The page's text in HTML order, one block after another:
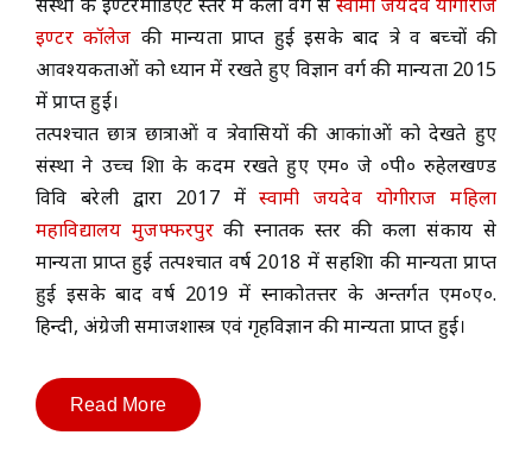
इण्टर कॉलेज की मान्यता प्राप्त हुई इसके बाद क्षेत्र व बच्चों की
आवश्यकताओं को ध्यान में रखते हुए विज्ञान वर्ग की मान्यता 2015
में प्राप्त हुई।
तत्पश्चात छात्र छात्राओं व क्षेत्रवासियों की आकांक्षाओं को देखते हुए
संस्था ने उच्च शिक्षा के कदम रखते हुए एम० जे ०पी० रुहेलखण्ड
विवि बरेली द्वारा 2017 मेंस्वामी जयदेव योगीराज महिला
महाविद्यालय मुजफ्फरपुरकी स्नातक स्तर की कला संकाय से
मान्यता प्राप्त हुई तत्पश्चात वर्ष 2018 में सहशिक्षा की मान्यता प्राप्त
हुई इसके बाद वर्ष 2019 में स्नाकोतत्तर के अन्तर्गत एम०ए०.
हिन्दी, अंग्रेजी समाजशास्त्र एवं गृहविज्ञान की मान्यता प्राप्त हुई।
Read More